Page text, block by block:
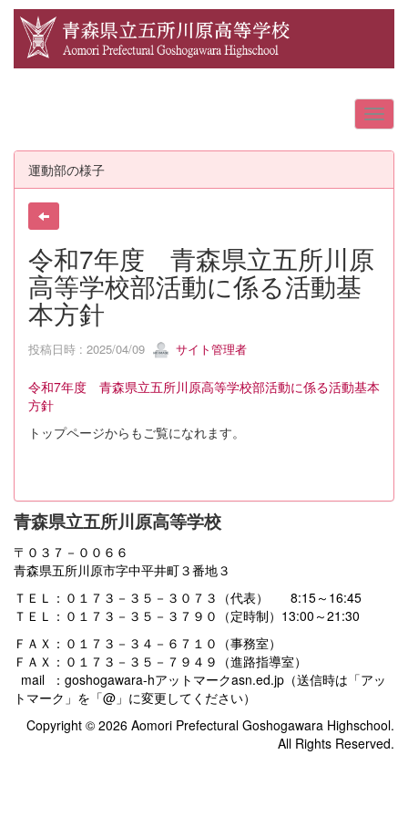
運動部の様子
令和7年度 青森県立五所川原
高等学校部活動に係る活動基
本方針
投稿日時 : 2025/04/09 サイト管理者
令和7年度 青森県立五所川原高等学校部活動に係る活動基本
方針
トップページからもご覧になれます。
青森県立五所川原高等学校
〒０３７－００６６
青森県五所川原市字中平井町３番地３
ＴＥＬ：０１７３－３５－３０７３（代表） 8:15～16:45
ＴＥＬ：０１７３－３５－３７９０（定時制）13:00～21:30
ＦＡＸ：０１７３－３４－６７１０（事務室）
ＦＡＸ：０１７３－３５－７９４９（進路指導室）
mail ：goshogawara-hアットマークasn.ed.jp（送信時は「アッ
トマーク」を「@」に変更してください）
Copyright © 2026 Aomori Prefectural Goshogawara Highschool.
All Rights Reserved.